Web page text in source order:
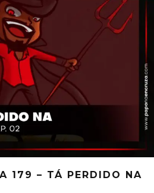
179 – TÁ PERDIDO NA